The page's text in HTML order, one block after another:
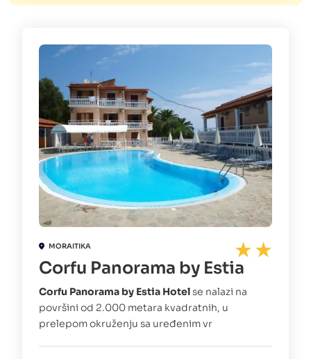
MORAITIKA
Corfu Panorama by Estia
Corfu Panorama by Estia Hotelse nalazi na
površini od 2.000 metara kvadratnih, u
prelepom okruženju sa uređenim vr